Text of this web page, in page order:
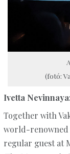
(fotó:
Ivetta
Together with
world-renowned
regular guest at